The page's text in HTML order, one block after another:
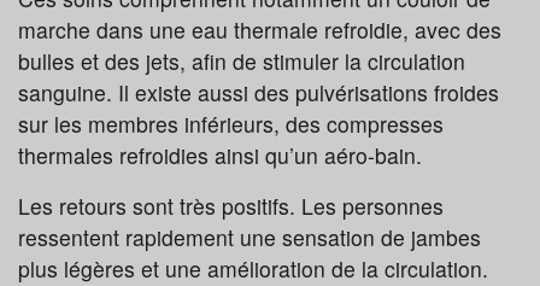
marche dans une eau thermale refroidie, avec des
bulles et des jets, afin de stimuler la circulation
sanguine. Il existe aussi des pulvérisations froides
sur les membres inférieurs, des compresses
thermales refroidies ainsi qu’un aéro-bain.
Les retours sont très positifs. Les personnes
ressentent rapidement une sensation de jambes
plus légères et une amélioration de la circulation.